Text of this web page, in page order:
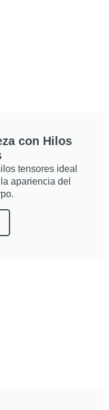
con Hilos
tensores ideal
apariencia del